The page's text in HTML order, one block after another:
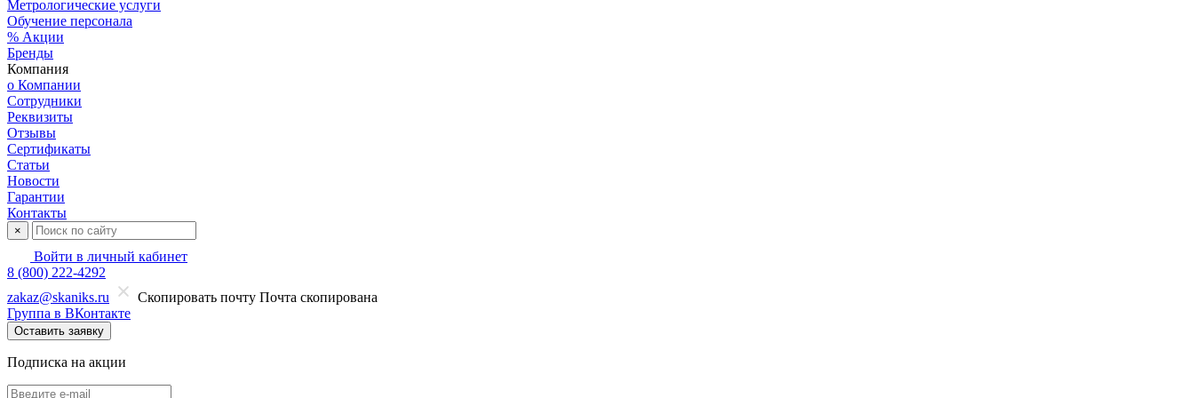
Метрологические услуги
Обучение персонала
% Акции
Бренды
Компания
о Компании
Сотрудники
Реквизиты
Отзывы
Сертификаты
Статьи
Новости
Гарантии
Контакты
×
Войти в личный кабинет
8 (800) 222-4292
zakaz@skaniks.ru
Скопировать почту Почта скопирована
Группа в ВКонтакте
Оставить заявку
Подписка на акции